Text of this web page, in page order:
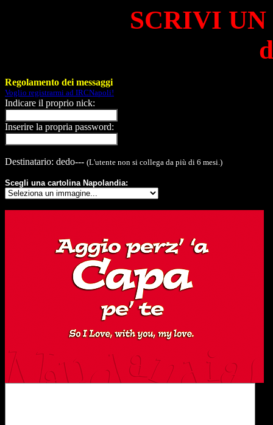
SCRIVI
Regolamento dei messaggi
Voglio registrarmi ad IRCNapoli!
Indicare il proprio nick:
Inserire la propria password:
Destinatario: dedo--- (L'utente non si collega da più di 6 mesi.)
Scegli una cartolina Napolandia: